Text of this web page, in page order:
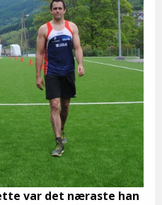
var det næraste han